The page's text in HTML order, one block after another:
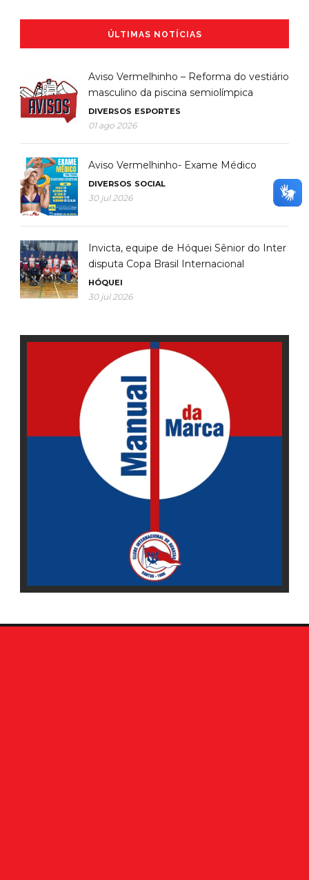
ÚLTIMAS NOTÍCIAS
Aviso Vermelhinho – Reforma do vestiário
masculino da piscina semiolímpica
DIVERSOS ESPORTES
01 ago 2026
Aviso Vermelhinho- Exame Médico
DIVERSOS SOCIAL
30 jul 2026
Invicta, equipe de Hóquei Sênior do Inter
disputa Copa Brasil Internacional
HÓQUEI
30 jul 2026